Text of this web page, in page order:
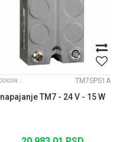
MODICON TM7 IP67 MODULARNI I/O SISTEM TM7SPS1A
napajanje TM7 - 24 V - 15 W